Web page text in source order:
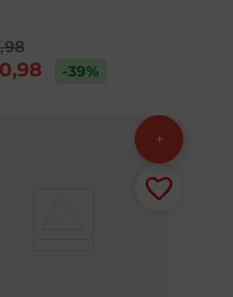
,98
,98 -39%